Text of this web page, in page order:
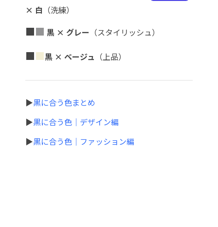
× 白 （洗練）
■■ 黒 × グレー （スタイリッシュ）
■■黒 × ベージュ （上品）
▶黒に合う色まとめ
▶黒に合う色｜デザイン編
▶黒に合う色｜ファッション編